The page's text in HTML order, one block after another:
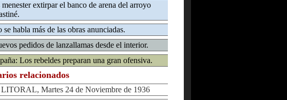
menester extirpar el banco de arena del arroyo
se habla más de las obras anunciadas.
pedidos de lanzallamas desde el interior.
Los rebeldes preparan una gran ofensiva.
relacionados
Martes 24 de Noviembre de 1936